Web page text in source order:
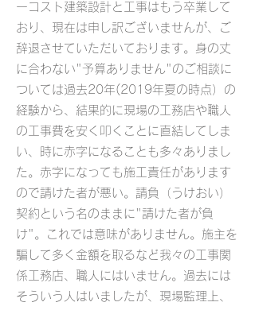
ーコスト建築設計と工事はもう卒業して
おり、現在は申し訳ございませんが、ご
辞退させていただいております。身の丈
に合わない"予算ありません"のご相談に
ついては過去20年(2019年夏の時点）の
経験から、結果的に現場の工務店や職人
の工事費を安く叩くことに直結してしま
い、時に赤字になることも多々ありまし
た。赤字になっても施工責任があります
ので請けた者が悪い。請負（うけおい）
契約という名のままに"請けた者が負
け"。これでは意味がありません。施主を
騙して多く金額を取るなど我々の工事関
係工務店、職人にはいません。過去には
そういう人はいましたが、現場監理上、